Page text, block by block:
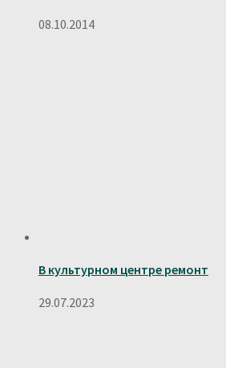
08.10.2014
В культурном центре ремонт
29.07.2023